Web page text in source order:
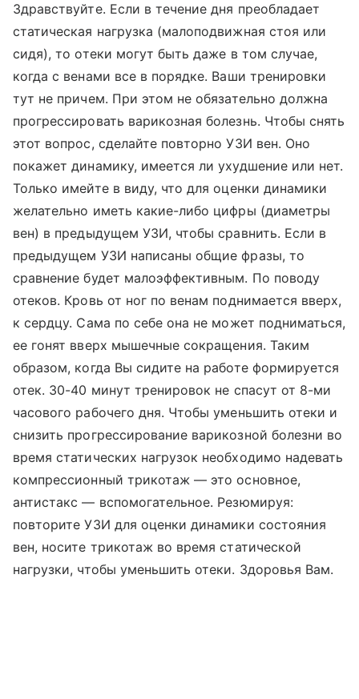
Здравствуйте. Если в течение дня преобладает
статическая нагрузка (малоподвижная стоя или
сидя), то отеки могут быть даже в том случае,
когда с венами все в порядке. Ваши тренировки
тут не причем. При этом не обязательно должна
прогрессировать варикозная болезнь. Чтобы снять
этот вопрос, сделайте повторно УЗИ вен. Оно
покажет динамику, имеется ли ухудшение или нет.
Только имейте в виду, что для оценки динамики
желательно иметь какие-либо цифры (диаметры
вен) в предыдущем УЗИ, чтобы сравнить. Если в
предыдущем УЗИ написаны общие фразы, то
сравнение будет малоэффективным. По поводу
отеков. Кровь от ног по венам поднимается вверх,
к сердцу. Сама по себе она не может подниматься,
ее гонят вверх мышечные сокращения. Таким
образом, когда Вы сидите на работе формируется
отек. 30-40 минут тренировок не спасут от 8-ми
часового рабочего дня. Чтобы уменьшить отеки и
снизить прогрессирование варикозной болезни во
время статических нагрузок необходимо надевать
компрессионный трикотаж — это основное,
антистакс — вспомогательное. Резюмируя:
повторите УЗИ для оценки динамики состояния
вен, носите трикотаж во время статической
нагрузки, чтобы уменьшить отеки. Здоровья Вам.